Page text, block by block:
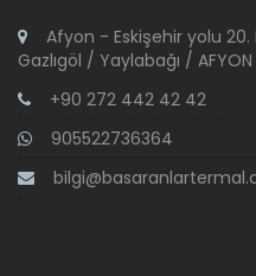
Afyon - Eskişehir yolu
Gazlıgöl / Yaylabağı / AFYON
+90 272 442 42 42
905522736364